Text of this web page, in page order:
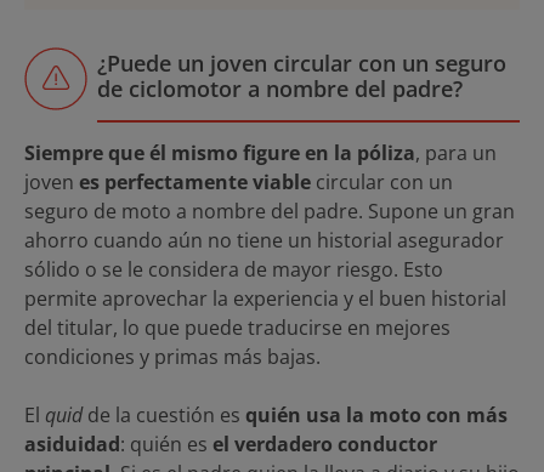
¿Puede un joven circular con un seguro
de ciclomotor a nombre del padre?
Siempre que él mismo figure en la póliza, para un
joven es perfectamente viable circular con un
seguro de moto a nombre del padre. Supone un gran
ahorro cuando aún no tiene un historial asegurador
sólido o se le considera de mayor riesgo. Esto
permite aprovechar la experiencia y el buen historial
del titular, lo que puede traducirse en mejores
condiciones y primas más bajas.
El quidde la cuestión es quién usa la moto con más
asiduidad: quién es el verdadero conductor